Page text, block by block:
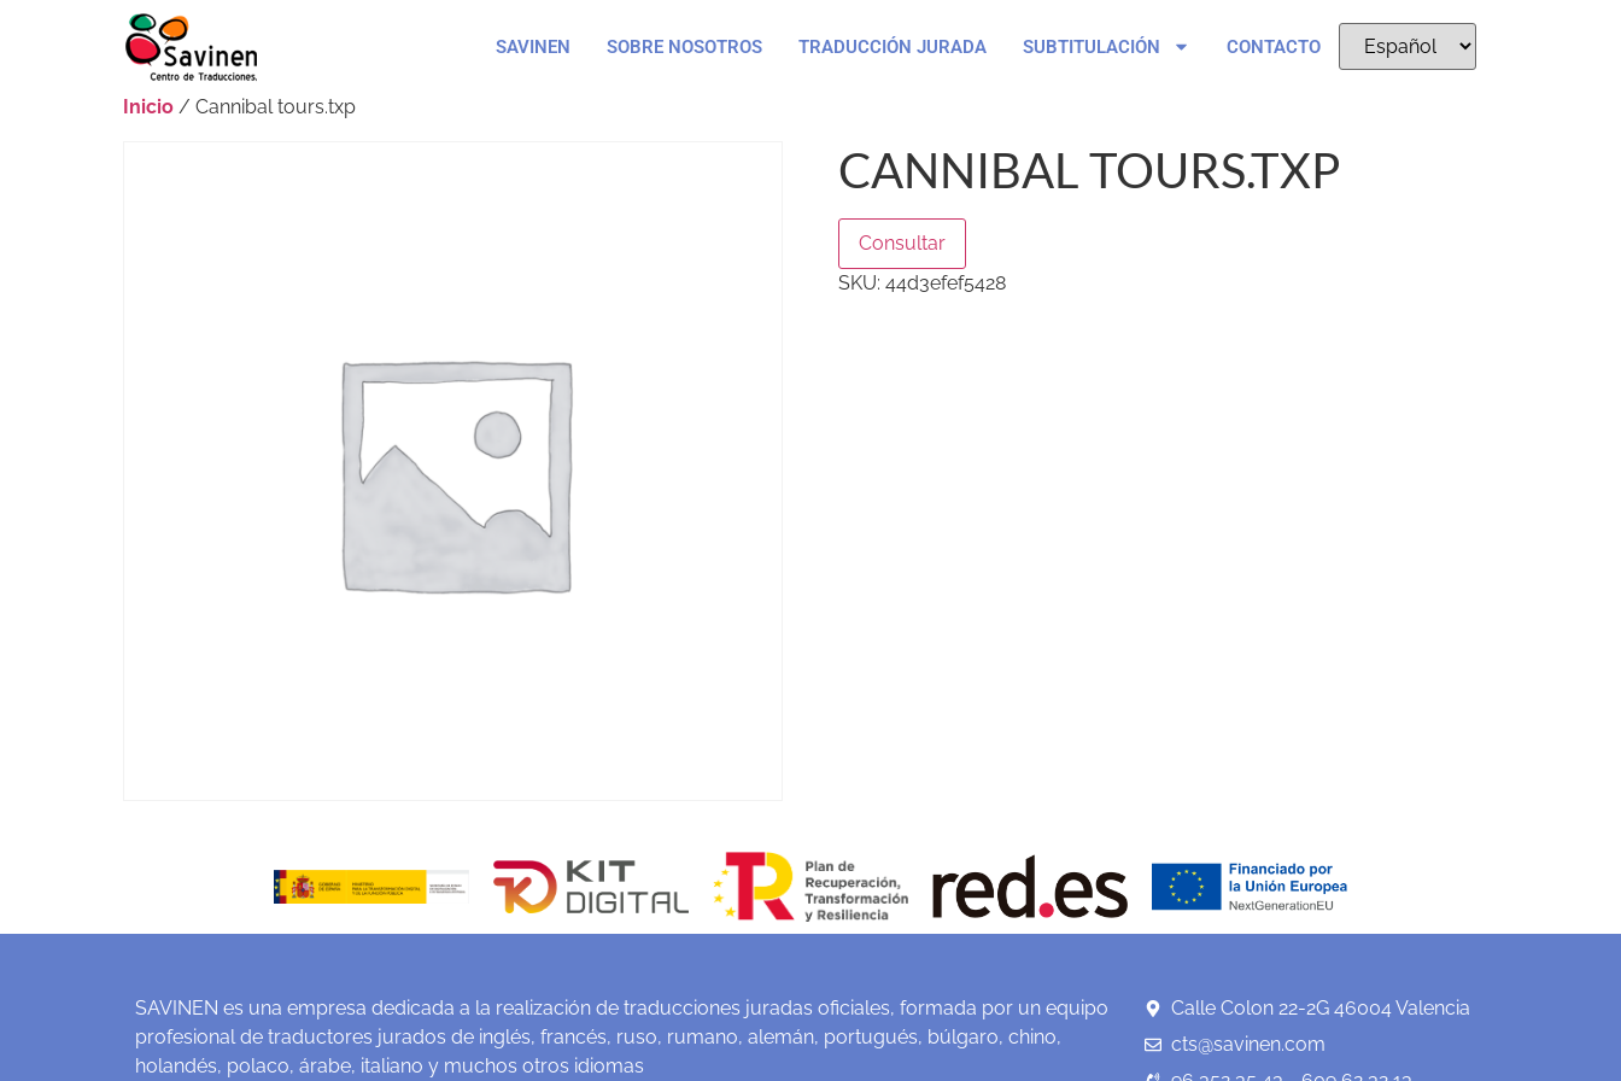
SAVINEN SOBRE NOSOTROS TRADUCCIÓN JURADA SUBTITULACIÓN CONTACTO
Inicio / Cannibal tours.txp
CANNIBAL TOURS.TXP
Consultar
SKU: 44d3efef5428
SAVINEN es una empresa dedicada a la realización de traducciones juradas oficiales, formada por un equipo
profesional de traductores jurados de inglés, francés, ruso, rumano, alemán, portugués, búlgaro, chino,
holandés, polaco, árabe, italiano y muchos otros idiomas
Calle Colon 22-2G 46004 Valencia
cts@savinen.com